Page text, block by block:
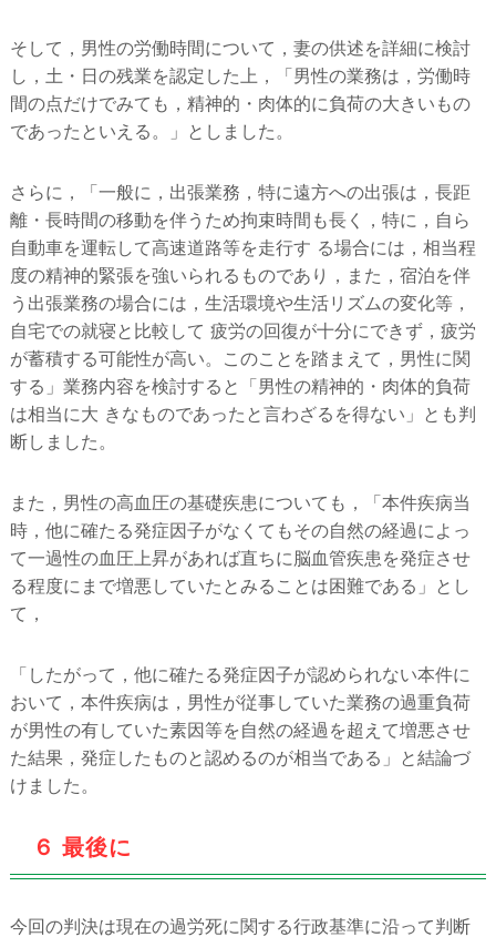
そして，男性の労働時間について，妻の供述を詳細に検討
し，土・日の残業を認定した上，「男性の業務は，労働時
間の点だけでみても，精神的・肉体的に負荷の大きいもの
であったといえる。」としました。
さらに，「一般に，出張業務，特に遠方への出張は，長距
離・長時間の移動を伴うため拘束時間も長く，特に，自ら
自動車を運転して高速道路等を走行す る場合には，相当程
度の精神的緊張を強いられるものであり，また，宿泊を伴
う出張業務の場合には，生活環境や生活リズムの変化等，
自宅での就寝と比較して 疲労の回復が十分にできず，疲労
が蓄積する可能性が高い。このことを踏まえて，男性に関
する」業務内容を検討すると「男性の精神的・肉体的負荷
は相当に大 きなものであったと言わざるを得ない」とも判
断しました。
また，男性の高血圧の基礎疾患についても，「本件疾病当
時，他に確たる発症因子がなくてもその自然の経過によっ
て一過性の血圧上昇があれば直ちに脳血管疾患を発症させ
る程度にまで増悪していたとみることは困難である」とし
て，
「したがって，他に確たる発症因子が認められない本件に
おいて，本件疾病は，男性が従事していた業務の過重負荷
が男性の有していた素因等を自然の経過を超えて増悪させ
た結果，発症したものと認めるのが相当である」と結論づ
けました。
６ 最後に
今回の判決は現在の過労死に関する行政基準に沿って判断